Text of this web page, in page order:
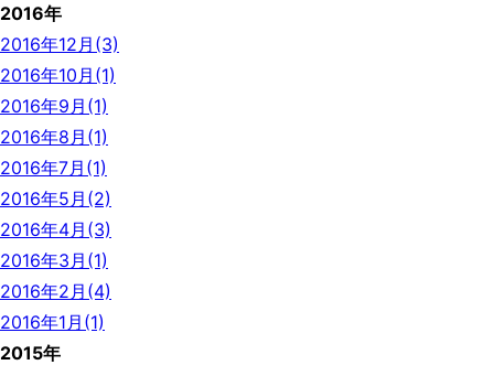
2016年
2016年12月(3)
2016年10月(1)
2016年9月(1)
2016年8月(1)
2016年7月(1)
2016年5月(2)
2016年4月(3)
2016年3月(1)
2016年2月(4)
2016年1月(1)
2015年